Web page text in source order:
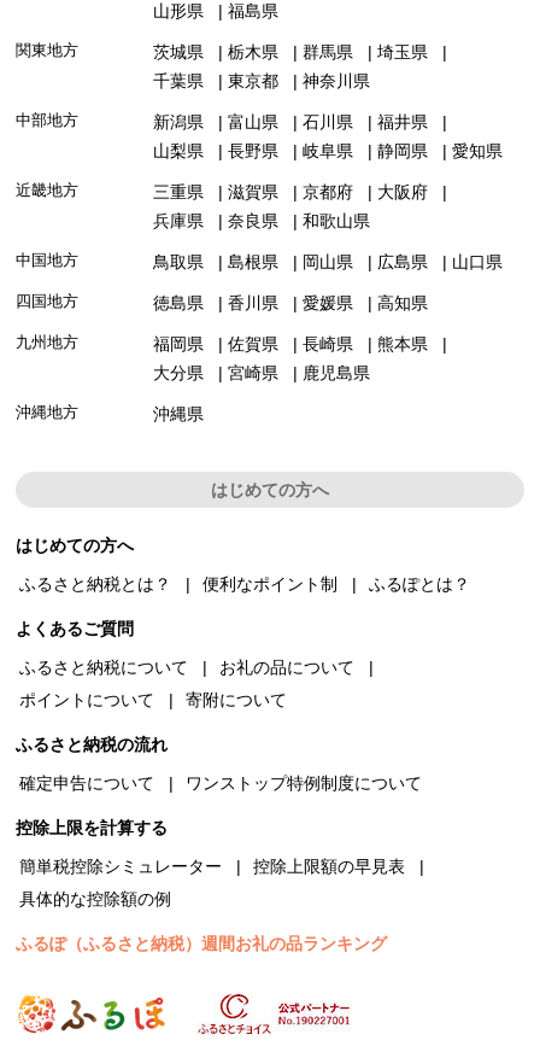
山形県
福島県
関東地方 茨城県 栃木県 群馬県
埼玉県
千葉県
東京都 神奈川県
中部地方 新潟県 富山県 石川県
福井県
山梨県
長野県 岐阜県 静岡県 愛知県
近畿地方 三重県 滋賀県 京都府
大阪府
兵庫県
奈良県 和歌山県
中国地方 鳥取県 島根県 岡山県 広島県 山口県
四国地方 徳島県 香川県 愛媛県 高知県
九州地方 福岡県 佐賀県 長崎県
熊本県
大分県
宮崎県 鹿児島県
沖縄地方 沖縄県
はじめての方へ
はじめての方へ
ふるさと納税とは？
便利なポイント制 ふるぽとは？
よくあるご質問
ふるさと納税について
お礼の品について
ポイントについて
寄附について
ふるさと納税の流れ
確定申告について
ワンストップ特例制度について
控除上限を計算する
簡単税控除シミュレーター
控除上限額の早見表
具体的な控除額の例
ふるぽ（ふるさと納税）週間お礼の品ランキング